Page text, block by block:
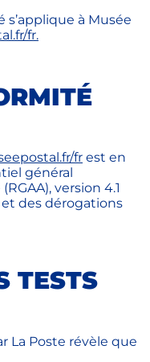
s’applique à Musée
fr.
fr est en
général
version 4.1
des dérogations
TESTS
La Poste révèle que